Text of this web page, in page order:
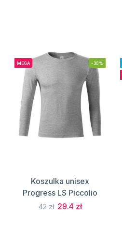
MEGA -30%
Koszulka unisex
Progress LS Piccolio
42 zł 29.4 zł